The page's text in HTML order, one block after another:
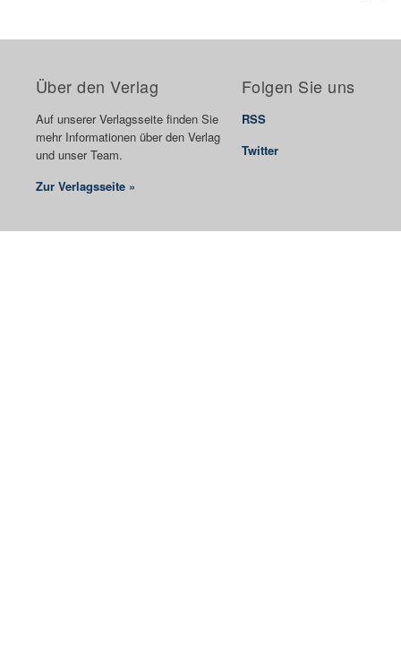
Über den Verlag
Auf unserer Verlagsseite finden Sie
mehr Informationen über den Verlag
und unser Team.
Zur Verlagsseite »
Folgen Sie uns
RSS
Twitter